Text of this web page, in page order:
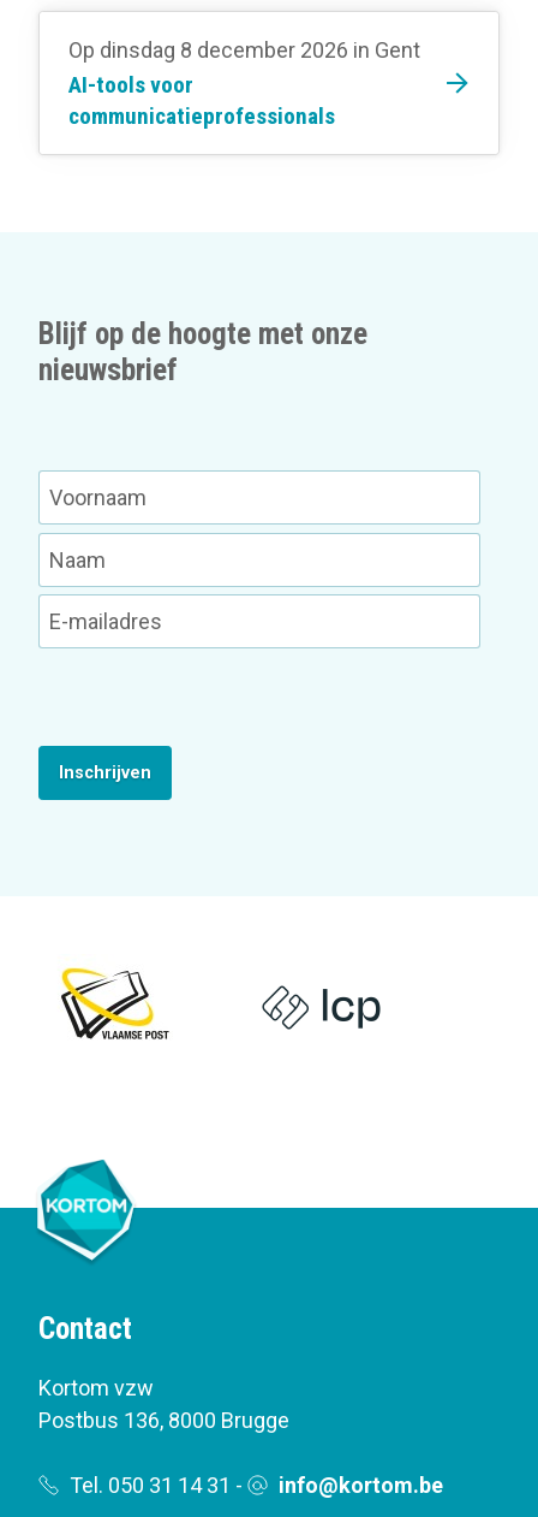
Op dinsdag 8 december 2026 in Gent
AI-tools voor
communicatieprofessionals
Blijf op de hoogte met onze
nieuwsbrief
Inschrijven
Contact
Kortom vzw
Postbus 136, 8000 Brugge
Tel. 050 31 14 31 - info@kortom.be